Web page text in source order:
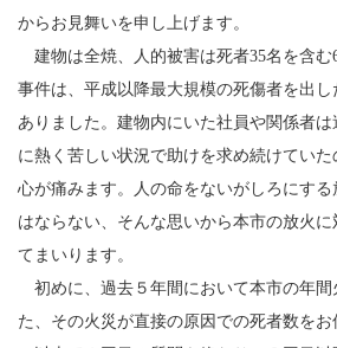
からお見舞いを申し上げます。
建物は全焼、人的被害は死者35名を含む
事件は、平成以降最大規模の死傷者を出
ありました。建物内にいた社員や関係者
に熱く苦しい状況で助けを求め続けてい
心が痛みます。人の命をないがしろにす
はならない、そんな思いから本市の放火
てまいります。
初めに、過去５年間において本市の年間
た、その火災が直接の原因での死者数をお